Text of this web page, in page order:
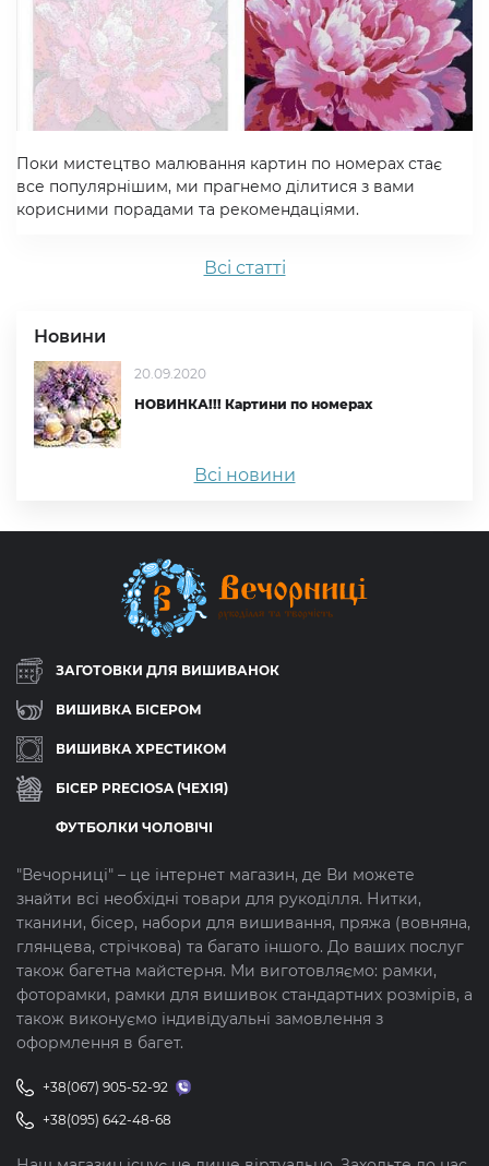
Поки мистецтво малювання картин по номерах стає
все популярнішим, ми прагнемо ділитися з вами
корисними порадами та рекомендаціями.
Всi статтi
Новини
20.09.2020
НОВИНКА!!! Картини по номерах
Всі новини
ЗАГОТОВКИ ДЛЯ ВИШИВАНОК
ВИШИВКА БІСЕРОМ
ВИШИВКА ХРЕСТИКОМ
БІСЕР PRECIOSA (ЧЕХІЯ)
ФУТБОЛКИ ЧОЛОВІЧІ
"Вечорниці" – це інтернет магазин, де Ви можете
знайти всі необхідні товари для рукоділля. Нитки,
тканини, бісер, набори для вишивання, пряжа (вовняна,
глянцева, стрічкова) та багато іншого. До ваших послуг
також багетна майстерня. Ми виготовляємо: рамки,
фоторамки, рамки для вишивок стандартних розмірів, а
також виконуємо індивідуальні замовлення з
оформлення в багет.
+38(067) 905-52-92
+38(095) 642-48-68